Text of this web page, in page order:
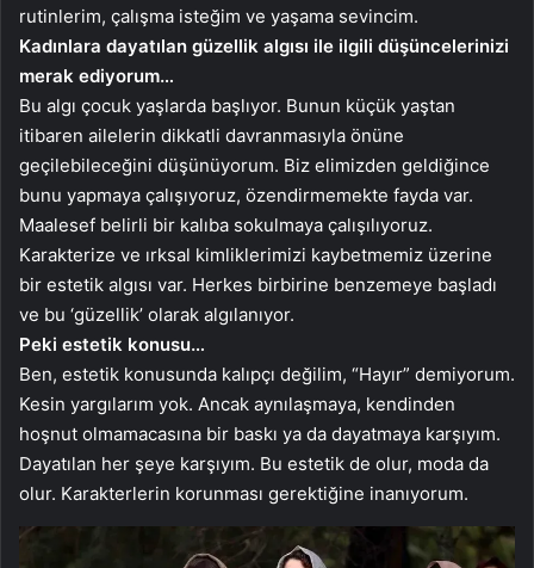
rutinlerim, çalışma isteğim ve yaşama sevincim.
Kadınlara dayatılan güzellik algısı ile ilgili düşüncelerinizi
merak ediyorum…
Bu algı çocuk yaşlarda başlıyor. Bunun küçük yaştan
itibaren ailelerin dikkatli davranmasıyla önüne
geçilebileceğini düşünüyorum. Biz elimizden geldiğince
bunu yapmaya çalışıyoruz, özendirmemekte fayda var.
Maalesef belirli bir kalıba sokulmaya çalışılıyoruz.
Karakterize ve ırksal kimliklerimizi kaybetmemiz üzerine
bir estetik algısı var. Herkes birbirine benzemeye başladı
ve bu ‘güzellik’ olarak algılanıyor.
Peki estetik konusu…
Ben, estetik konusunda kalıpçı değilim, “Hayır” demiyorum.
Kesin yargılarım yok. Ancak aynılaşmaya, kendinden
hoşnut olmamacasına bir baskı ya da dayatmaya karşıyım.
Dayatılan her şeye karşıyım. Bu estetik de olur, moda da
olur. Karakterlerin korunması gerektiğine inanıyorum.